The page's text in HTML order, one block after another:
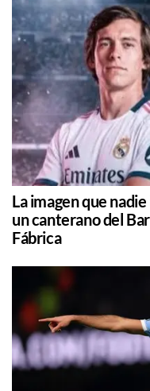
La imagen que
un canterano del
Fábrica